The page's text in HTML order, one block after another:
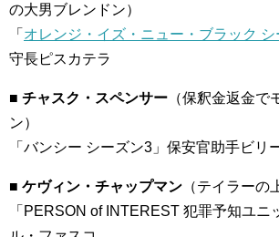
の大男ブレンドン）
「 オレンジ・イズ・ニュー・ブラック
守長ピスカテラ
■ チャスク・スペンサー （保釈金返金で
ン）
「バンシー シーズン3」保安官助手ビリ
■ ケヴィン・チャップマン （テイラーの
「PERSON of INTEREST 犯罪予知ユニ